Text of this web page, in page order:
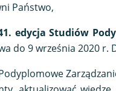
Państwo,
edycja Studiów
do 9 września 2020 r.